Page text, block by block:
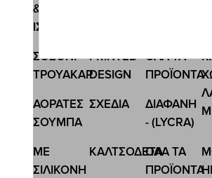
11,50 € 8,63 €
&
ΙΣΟΘΕΡΜΙΚΕΣ
ΟΛΑ ΤΑ
ΠΡΟΪΟΝΤΑ
PRINTED
DESIGN
ΣΟΣΟΝΙ-
ΤΡΟΥΑΚΑΡ
ΔΙΑΦΑΝΗ
- (LYCRA)
ΣΧΕΔΙA
ΑΟΡΑΤΕΣ
ΣΟΥΜΠΑ
ΟΛΑ ΤΑ
ΠΡΟΪΟΝΤΑ
ΚΑΛΤΣΟΔΕΤΑ
ΜΕ
ΣΙΛΙΚΟΝΗ